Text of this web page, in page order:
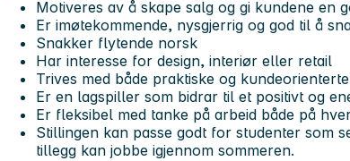
Motiveres av å skape salg og gi kundene en
Er imøtekommende, nysgjerrig og god til å
Snakker flytende norsk
Har interesse for design, interiør eller retail
Trives med både praktiske og
Er en lagspiller som bidrar til et positivt og
Er fleksibel med tanke på arbeid både på
Stillingen kan passe godt for studenter som
tillegg kan jobbe igjennom sommeren.